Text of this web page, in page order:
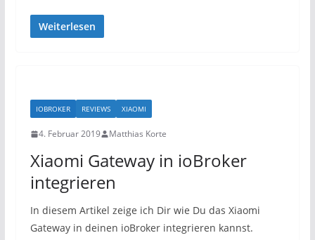
Weiterlesen
IOBROKER REVIEWS XIAOMI
4. Februar 2019 Matthias Korte
Xiaomi Gateway in ioBroker
integrieren
In diesem Artikel zeige ich Dir wie Du das Xiaomi
Gateway in deinen ioBroker integrieren kannst.